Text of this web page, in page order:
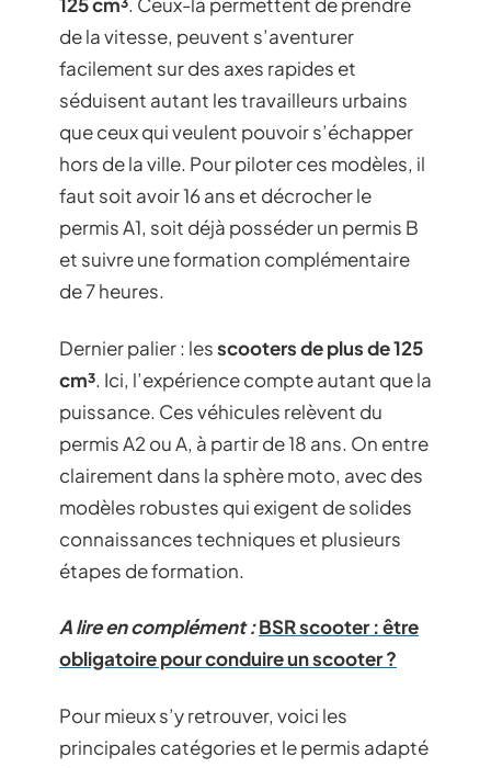
de la vitesse, peuvent s’aventurer
facilement sur des axes rapides et
séduisent autant les travailleurs urbains
que ceux qui veulent pouvoir s’échapper
hors de la ville. Pour piloter ces modèles, il
faut soit avoir 16 ans et décrocher le
permis A1, soit déjà posséder un permis B
et suivre une formation complémentaire
de 7 heures.
Dernier palier : lesscooters de plus de 125
cm³. Ici, l’expérience compte autant que la
puissance. Ces véhicules relèvent du
permis A2 ou A, à partir de 18 ans. On entre
clairement dans la sphère moto, avec des
modèles robustes qui exigent de solides
connaissances techniques et plusieurs
étapes de formation.
A lire en complément :BSR scooter : être
obligatoire pour conduire un scooter ?
Pour mieux s’y retrouver, voici les
principales catégories et le permis adapté